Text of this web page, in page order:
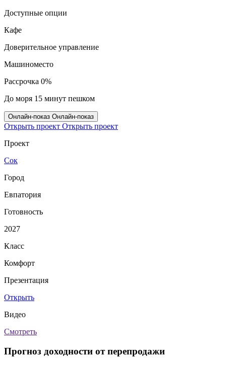
Доступные опции
Кафе
Доверительное управление
Машиноместо
Рассрочка 0%
До моря 15 минут пешком
Онлайн‑показ Онлайн‑показ
Открыть проект Открыть проект
Проект
Сок
Город
Евпатория
Готовность
2027
Класс
Комфорт
Презентация
Открыть
Видео
Смотреть
Прогноз доходности от перепродажи